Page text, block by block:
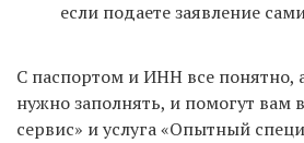
если подаете заявление
С паспортом и ИНН все понятно,
нужно заполнять, и помогут
сервис» и услуга «Опытный